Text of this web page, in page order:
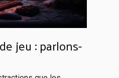
jeu : parlons-